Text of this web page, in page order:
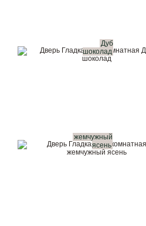
Дуб
шоколад
жемчужный
ясень